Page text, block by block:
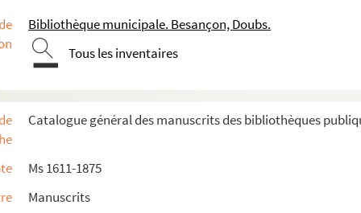
Bibliothèque municipale. Besançon, Doubs.
Tous les inventaires
Catalogue général des manuscrits des bibliothèques
Ms 1611-1875
Manuscrits